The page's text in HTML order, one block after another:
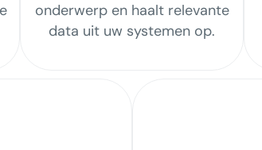
onderwerp en haalt relevante
data uit uw systemen op.